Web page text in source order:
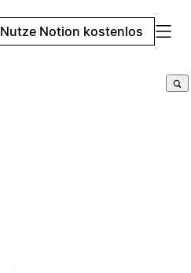
Nutze Notion kostenlos